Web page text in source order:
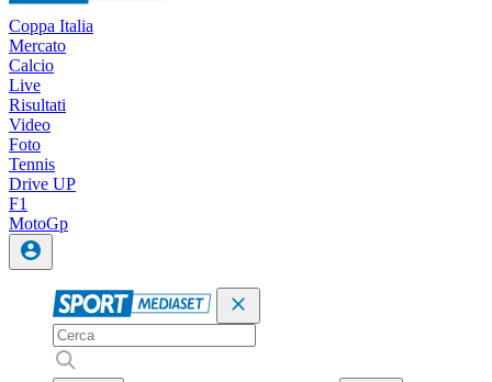
Coppa Italia
Mercato
Calcio
Live
Risultati
Video
Foto
Tennis
Drive UP
F1
MotoGp